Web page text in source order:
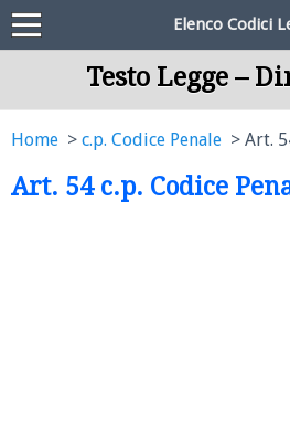
Elenco Codici
Testo Legge –
Home c.p. Codice Penale Art.
Art. 54 c.p. Codice